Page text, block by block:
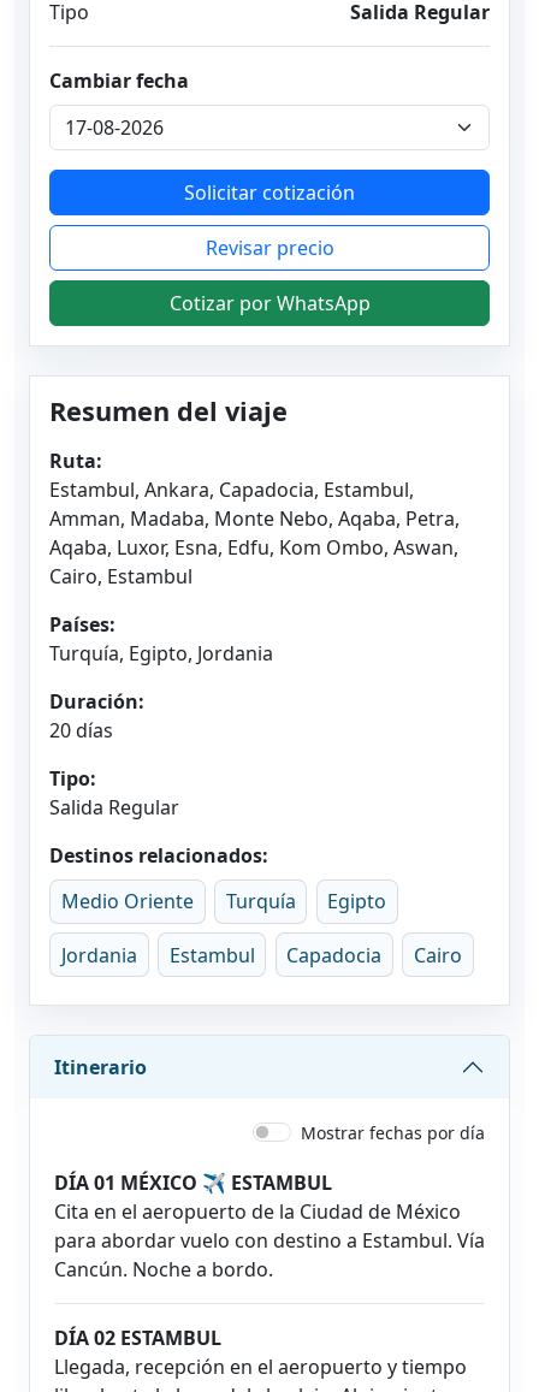
Resumen del viaje
Ruta:
Estambul, Ankara, Capadocia, Estambul,
Amman, Madaba, Monte Nebo, Aqaba, Petra,
Aqaba, Luxor, Esna, Edfu, Kom Ombo, Aswan,
Cairo, Estambul
Países:
Turquía, Egipto, Jordania
Duración:
20 días
Tipo:
Salida Regular
Destinos relacionados:
Medio Oriente
Turquía Egipto
Jordania Estambul Capadocia Cairo
Itinerario
Mostrar fechas por día
DÍA 01 MÉXICO ✈ ESTAMBUL
Cita en el aeropuerto de la Ciudad de México
para abordar vuelo con destino a Estambul. Vía
Cancún. Noche a bordo.
DÍA 02 ESTAMBUL
Llegada, recepción en el aeropuerto y tiempo
Tipo
Salida Regular
Cambiar fecha
Solicitar cotización
Revisar precio
Cotizar por WhatsApp